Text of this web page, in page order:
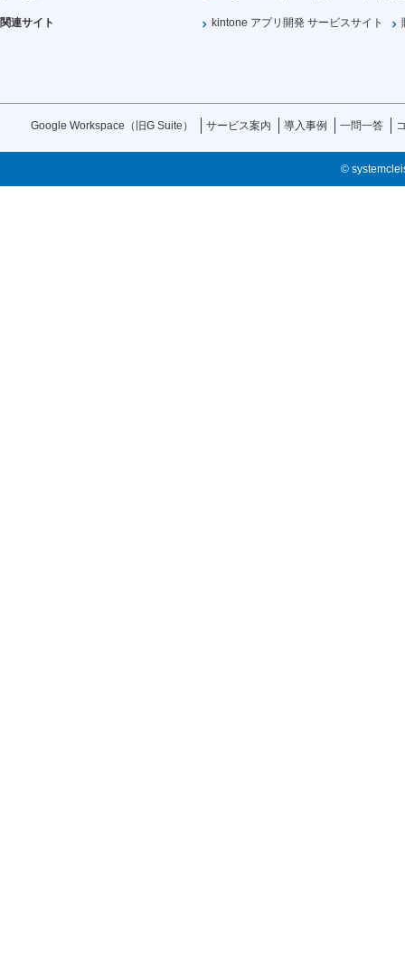
関連サイト kintone アプリ開発 サービスサイト
Google Workspace（旧G Suite） サービス案内 導入事例 一問一答
©